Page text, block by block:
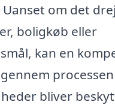
om det
boligkøb eller
kan en
bliver